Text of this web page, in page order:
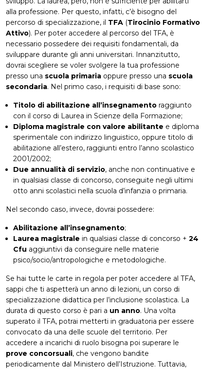
alla professione. Per questo, infatti, c’è bisogno del
percorso di specializzazione, il TFA (Tirocinio Formativo
Attivo). Per poter accedere al percorso del TFA, è
necessario possedere dei requisiti fondamentali, da
sviluppare durante gli anni universitari. Innanzitutto,
dovrai scegliere se voler svolgere la tua professione
presso una scuola primaria oppure presso una scuola
secondaria. Nel primo caso, i requisiti di base sono:
Titolo di abilitazione all’insegnamento raggiunto
con il corso di Laurea in Scienze della Formazione;
Diploma magistrale con valore abilitante e diploma
sperimentale con indirizzo linguistico, oppure titolo di
abilitazione all’estero, raggiunti entro l’anno scolastico
2001/2002;
Due annualità di servizio, anche non continuative e
in qualsiasi classe di concorso, conseguite negli ultimi
otto anni scolastici nella scuola d’infanzia o primaria.
Nel secondo caso, invece, dovrai possedere:
Abilitazione all’insegnamento;
Laurea magistrale in qualsiasi classe di concorso + 24
Cfu aggiuntivi da conseguire nelle materie
psico/socio/antropologiche e metodologiche.
Se hai tutte le carte in regola per poter accedere al TFA,
sappi che ti aspetterà un anno di lezioni, un corso di
specializzazione didattica per l’inclusione scolastica. La
durata di questo corso è pari a un anno. Una volta
superato il TFA, potrai metterti in graduatoria per essere
convocato da una delle scuole del territorio. Per
accedere a incarichi di ruolo bisogna poi superare le
prove concorsuali, che vengono bandite
periodicamente dal Ministero dell’Istruzione. Tuttavia,